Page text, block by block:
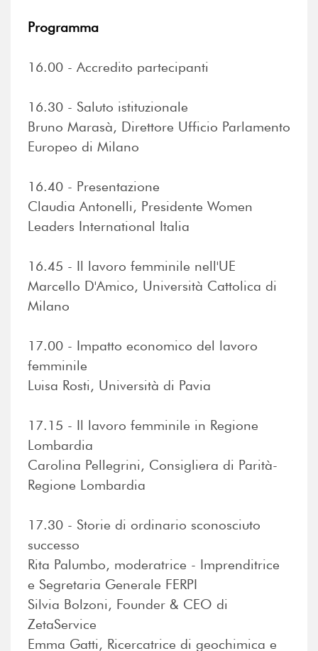
Programma
16.00 - Accredito partecipanti
16.30 - Saluto istituzionale
Bruno Marasà, Direttore Ufficio Parlamento
Europeo di Milano
16.40 - Presentazione
Claudia Antonelli, Presidente Women
Leaders International Italia
16.45 - Il lavoro femminile nell'UE
Marcello D'Amico, Università Cattolica di
Milano
17.00 - Impatto economico del lavoro
femminile
Luisa Rosti, Università di Pavia
17.15 - Il lavoro femminile in Regione
Lombardia
Carolina Pellegrini, Consigliera di Parità-
Regione Lombardia
17.30 - Storie di ordinario sconosciuto
successo
Rita Palumbo, moderatrice - Imprenditrice
e Segretaria Generale FERPI
Silvia Bolzoni, Founder & CEO di
ZetaService
Emma Gatti, Ricercatrice di geochimica e